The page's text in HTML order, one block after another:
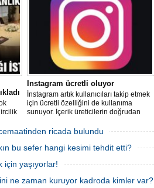
Instagram ücretli oluyor
İnstagram artık kullanıcıları takip etmek
için ücretli özelliğini de kullanıma
sunuyor. İçerik üreticilerin doğrudan
abonelik sistemi, ülkemizdeki Instagram
ricada bulundu
bu sefer hangi kesimi tehdit etti?
için yaşıyorlar!
ne zaman kuruyor kadroda kimler var?